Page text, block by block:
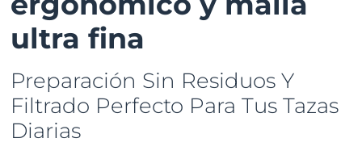
ultra fina
Preparación Sin Residuos Y
Filtrado Perfecto Para Tus Tazas
Diarias